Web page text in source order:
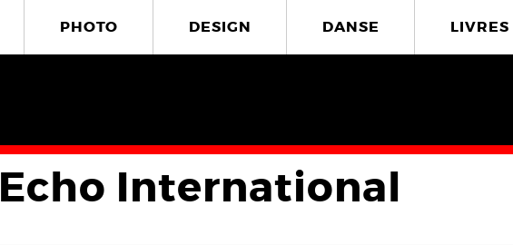
PHOTO DESIGN DANSE LIVRES
Echo International